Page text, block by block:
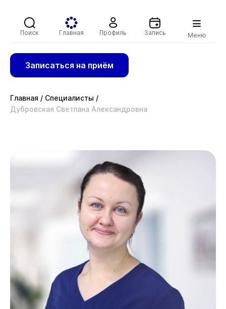
Поиск Главная Профиль Запись Меню
Записаться на приём
Главная / Специалисты /
Дубровская Светлана Александровна